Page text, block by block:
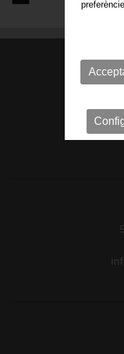
(Entrada